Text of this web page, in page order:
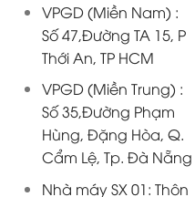
VPGD (Miền Nam) :
Số 47,Đường TA 15, P
Thới An, TP HCM
VPGD (Miền Trung) :
Số 35,Đường Phạm
Hùng, Đặng Hòa, Q.
Cẩm Lệ, Tp. Đà Nẵng
Nhà máy SX 01: Thôn